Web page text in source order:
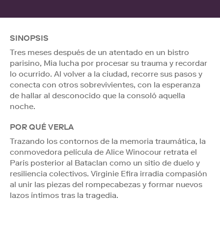
SINOPSIS
Tres meses después de un atentado en un bistro
parisino, Mia lucha por procesar su trauma y recordar
lo ocurrido. Al volver a la ciudad, recorre sus pasos y
conecta con otros sobrevivientes, con la esperanza
de hallar al desconocido que la consoló aquella
noche.
POR QUÉ VERLA
Trazando los contornos de la memoria traumática, la
conmovedora película de Alice Winocour retrata el
París posterior al Bataclan como un sitio de duelo y
resiliencia colectivos. Virginie Efira irradia compasión
al unir las piezas del rompecabezas y formar nuevos
lazos íntimos tras la tragedia.